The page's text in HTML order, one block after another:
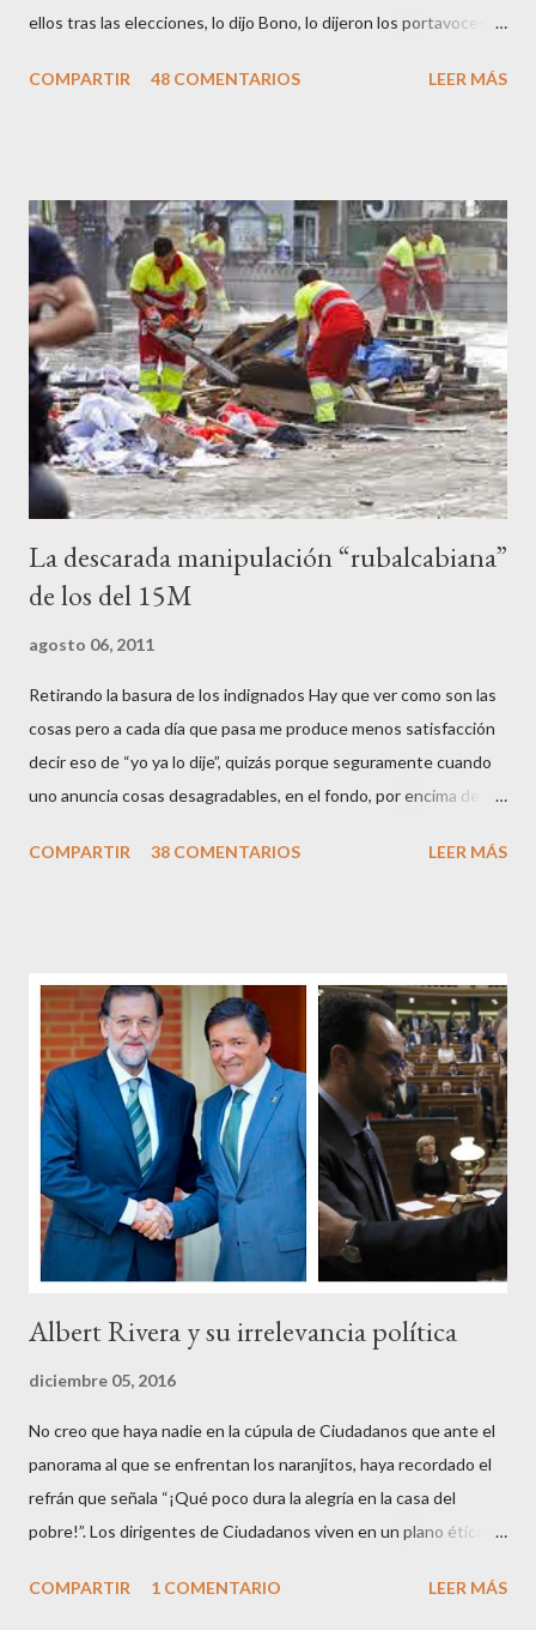
ellos tras las elecciones, lo dijo Bono, lo dijeron los portavoces
los okupas, los red skins, los sharps o los anarcos porque a estos
caballeretes salieran en Valencia a la calle, dispuestos a hacer lo
que les viniera en gana, manifestarse sin la autorización
pertinente, cortar el tráfico de las calles más céntricas, volcar los
contenedores de vidrio para tener botellas a mano para agredir a
los agentes, incendiar contenedores, apedrear a la policía,
agredirla, morderla, para que toda la pijo progresía del país, todos
los que no fuman ni tabaco, n...
COMPARTIR 48 COMENTARIOS LEER MÁS
La descarada manipulación “rubalcabiana”
de los del 15M
agosto 06, 2011
Retirando la basura de los indignados Hay que ver como son las
cosas pero a cada día que pasa me produce menos satisfacción
decir eso de “yo ya lo dije”, quizás porque seguramente cuando
uno anuncia cosas desagradables, en el fondo, por encima de la
Pero francamente estos socialistas son tan transparentes en su
de ciudadanos, la mayoría de los cuales no han pagado jamás un
impuesto, sea por vocación o simplemente por no haber tenido
un trabajo en su vida, decidieron salir a la calle revestidos de la
sagrada túnica de la “indignación ciudadana” y con su actitud
crear una paradoja, se autodenominaban “movimiento 15M” y lo
que hicieron fue apoderarse de una plaza pública y allí sentaron
sus reales, bueno sus reales no,...
COMPARTIR 38 COMENTARIOS LEER MÁS
Albert Rivera y su irrelevancia política
diciembre 05, 2016
No creo que haya nadie en la cúpula de Ciudadanos que ante el
panorama al que se enfrentan los naranjitos, haya recordado el
refrán que señala “¡Qué poco dura la alegría en la casa del
pobre!”. Los dirigentes de Ciudadanos viven en un plano ético
política, inventores de la honestidad y defensores acérrimos de
COMPARTIR 1 COMENTARIO LEER MÁS